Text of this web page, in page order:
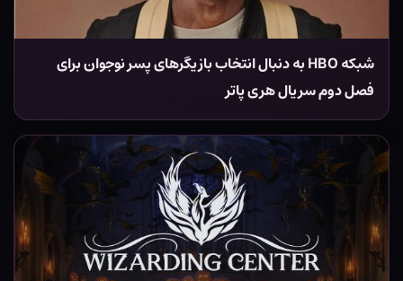
شبکه HBO به دنبال انتخاب بازیگرهای پسر نوجوان برای
فصل دوم سریال هری پاتر